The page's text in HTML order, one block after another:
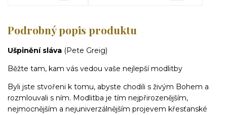
Podrobný popis produktu
Ušpinění sláva (Pete Greig)
Běžte tam, kam vás vedou vaše nejlepší modlitby
Byli jste stvořeni k tomu, abyste chodili s živým Bohem a
rozmlouvali s ním. Modlitba je tím nejpřirozenějším,
nejmocnějším a nejuniverzálnějším projevem křesťanské